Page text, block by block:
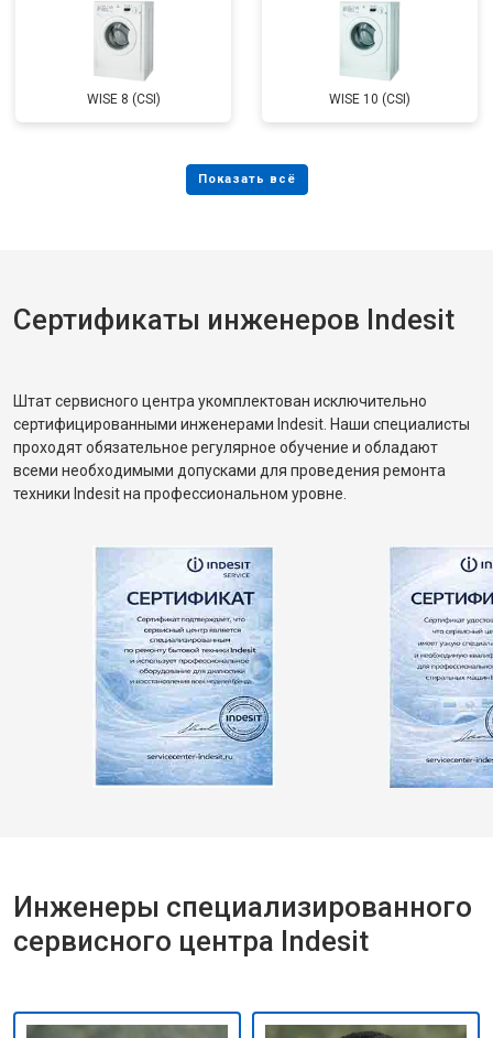
WISE 8 (CSI) WISE 10 (CSI)
Сертификаты инженеров Indesit
Штат сервисного центра укомплектован исключительно
сертифицированными инженерами Indesit. Наши специалисты
проходят обязательное регулярное обучение и обладают
всеми необходимыми допусками для проведения ремонта
техники Indesit на профессиональном уровне.
Инженеры специализированного
сервисного центра Indesit